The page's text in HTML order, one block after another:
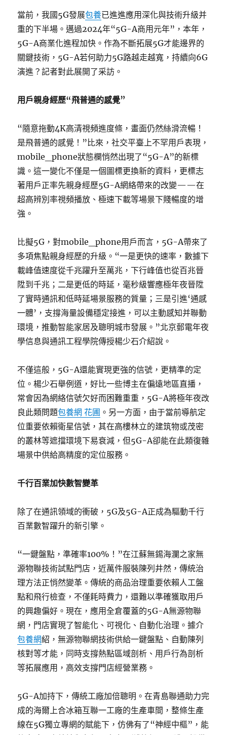
當前，我國5G發展包養已進進應用深化與技術升級并
重的下半場。邁過2024年“5G-A商用元年”，本年，
5G-A商業化進程加快。作為不斷拓展5G才能邊界的
關鍵技術，5G-A若何助力5G路越走越寬，持續向6G
演進？記者對此展開了采訪。
用戶親身經歷“飛普通的感覺”
“隨意拖動4K高清視頻進度條，畫面仍然絲滑流暢！
是飛普通的感覺！”比來，社交平臺上不罕用戶表現，
mobile_phone狀態欄悄然出現了“5G-A”的新標
識。這一變化不僅是一個圖標更換新的資料，更標志
著用戶正率先親身經歷5G-A網絡帶來的改變——在
超高辨別率視頻播放、極速下載等場景下賤暢度的增
強。
比擬5G，對mobile_phone用戶而言，5G-A帶來了
多項焦點親身經歷的升級。“一是更快的速率，數據下
載峰值速度從千兆躍升至萬兆，下行峰值也從百兆晉
陞到千兆；二是更低的時延，毫秒級響應極年夜晉陞
了實時通訊和低時延場景服務的質量；三是引進‘通感
一體’，支撐海量設備穩定接進，可以主動感知并聯動
環境，推動智能家居及聰明城市發展。”北京郵電年夜
學信息與通訊工程學院傳授楊少石介紹說。
不僅這般，5G-A還能實現更強的信號，更精準的定
位。楊少石舉例道，好比一些博主在偏遠地區直播，
常會因為網絡信號欠好而困難重重，5G-A將極年夜改
良此類問題包養網 花圃 。另一方面，由于當前導航定
位重要依賴衛星信號，其在高樓林立的建筑物或茂密
的叢林等遮擋環境下易衰減，但5G-A卻能在此類復雜
場景中供給高精度的定位服務。
千行百業加快數智變革
除了在通訊領域的衝破，5G及5G-A正成為驅動千行
百業數智躍升的新引擎。
“一鍵盤點，準確率100%！”在江蘇無錫海瀾之家無
源物聯技術試點門店，近萬件服裝陳列井然，傳統治
理方法正悄然變革。傳統的商品治理重要依賴人工盤
點和飛行檢查，不僅耗時費力，還難以準確獲取用戶
的興趣偏好。現在，應用全倉覆蓋的5G-A無源物聯
網，門店實現了智能化、可視化、自動化治理。據介
包養網紹，無源物聯網技術供給一鍵盤點、自動陳列
核對等才能，同時支撐熱點區域剖析、用戶行為剖析
等拓展應用，高效支撐門店經營業務。
5G-A加持下，傳統工廠加倍聰明。在青島聯通助力完
成的海爾上合冰箱互聯一工廠的生產車間，整條生產
線在5G獨立專網的賦能下，仿佛有了“神經中樞”，能